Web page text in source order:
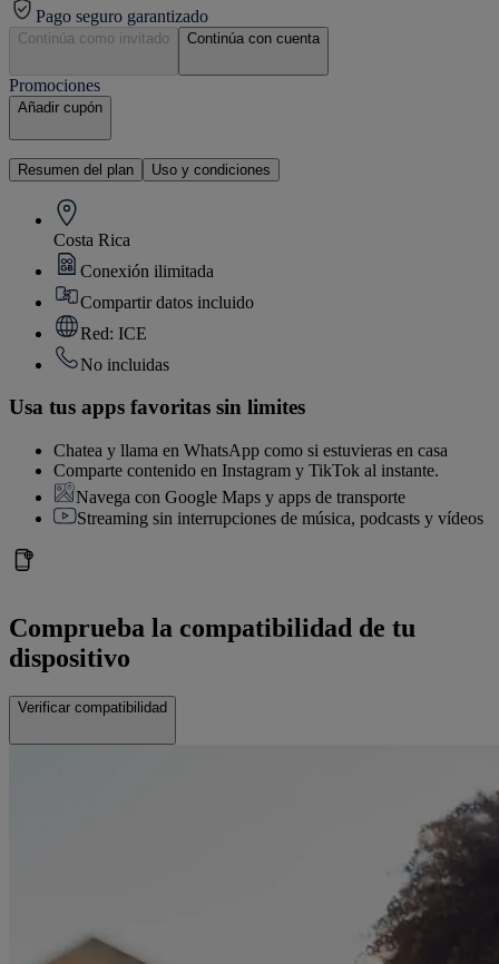
Pago seguro garantizado
Continúa como invitado Continúa con cuenta
Promociones
Añadir cupón
Resumen del plan Uso y condiciones
Costa Rica
Conexión ilimitada
Compartir datos incluido
Red: ICE
No incluidas
Usa tus apps favoritas sin limites
Chatea y llama en WhatsApp como si estuvieras en casa
Comparte contenido en Instagram y TikTok al instante.
Navega con Google Maps y apps de transporte
Streaming sin interrupciones de música, podcasts y vídeos
Comprueba la compatibilidad de tu
dispositivo
Verificar compatibilidad